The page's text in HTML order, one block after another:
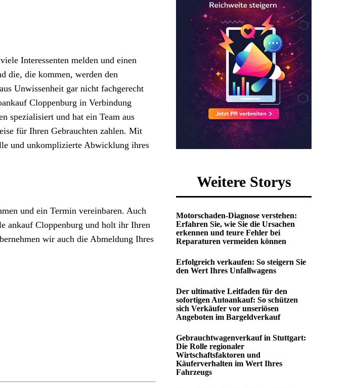
Interessenten melden und einen
die, die kommen, werden den
Unwissenheit gar nicht fachgerecht
Cloppenburg in Verbindung
spezialisiert und hat ein Team aus
für Ihren Gebrauchten zahlen. Mit
und unkomplizierte Abwicklung ihres
und ein Termin vereinbaren. Auch
ankauf Cloppenburg und holt ihr Ihren
wir auch die Abmeldung Ihres
Weitere Storys
Motorschaden-Diagnose verstehen:
Erfahren Sie, wie Sie die Ursachen
erkennen und teure Fehler bei
Reparaturen vermeiden können
Erfolgreich verkaufen: So steigern Sie
den Wert Ihres Unfallwagens
Der ultimative Leitfaden für den
sofortigen Autoankauf: So schützen
sich Verkäufer vor unseriösen
Angeboten im Bargeldverkauf
Gebrauchtwagenverkauf in Stuttgart:
Die Rolle regionaler
Wirtschaftsfaktoren und
Käuferverhalten im Wert Ihres
Fahrzeugs